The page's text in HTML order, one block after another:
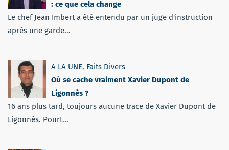
: ce que cela change
Le chef Jean Imbert a été entendu par un juge d'instruction
après une garde...
A LA UNE, Faits Divers
Où se cache vraiment Xavier Dupont de
Ligonnès ?
16 ans plus tard, toujours aucune trace de Xavier Dupont de
Ligonnès. Pourt...